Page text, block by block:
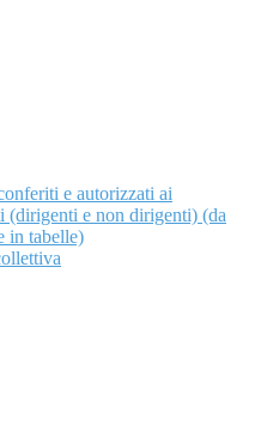
e autorizzati ai
(dirigenti e non dirigenti) (da
in tabelle)